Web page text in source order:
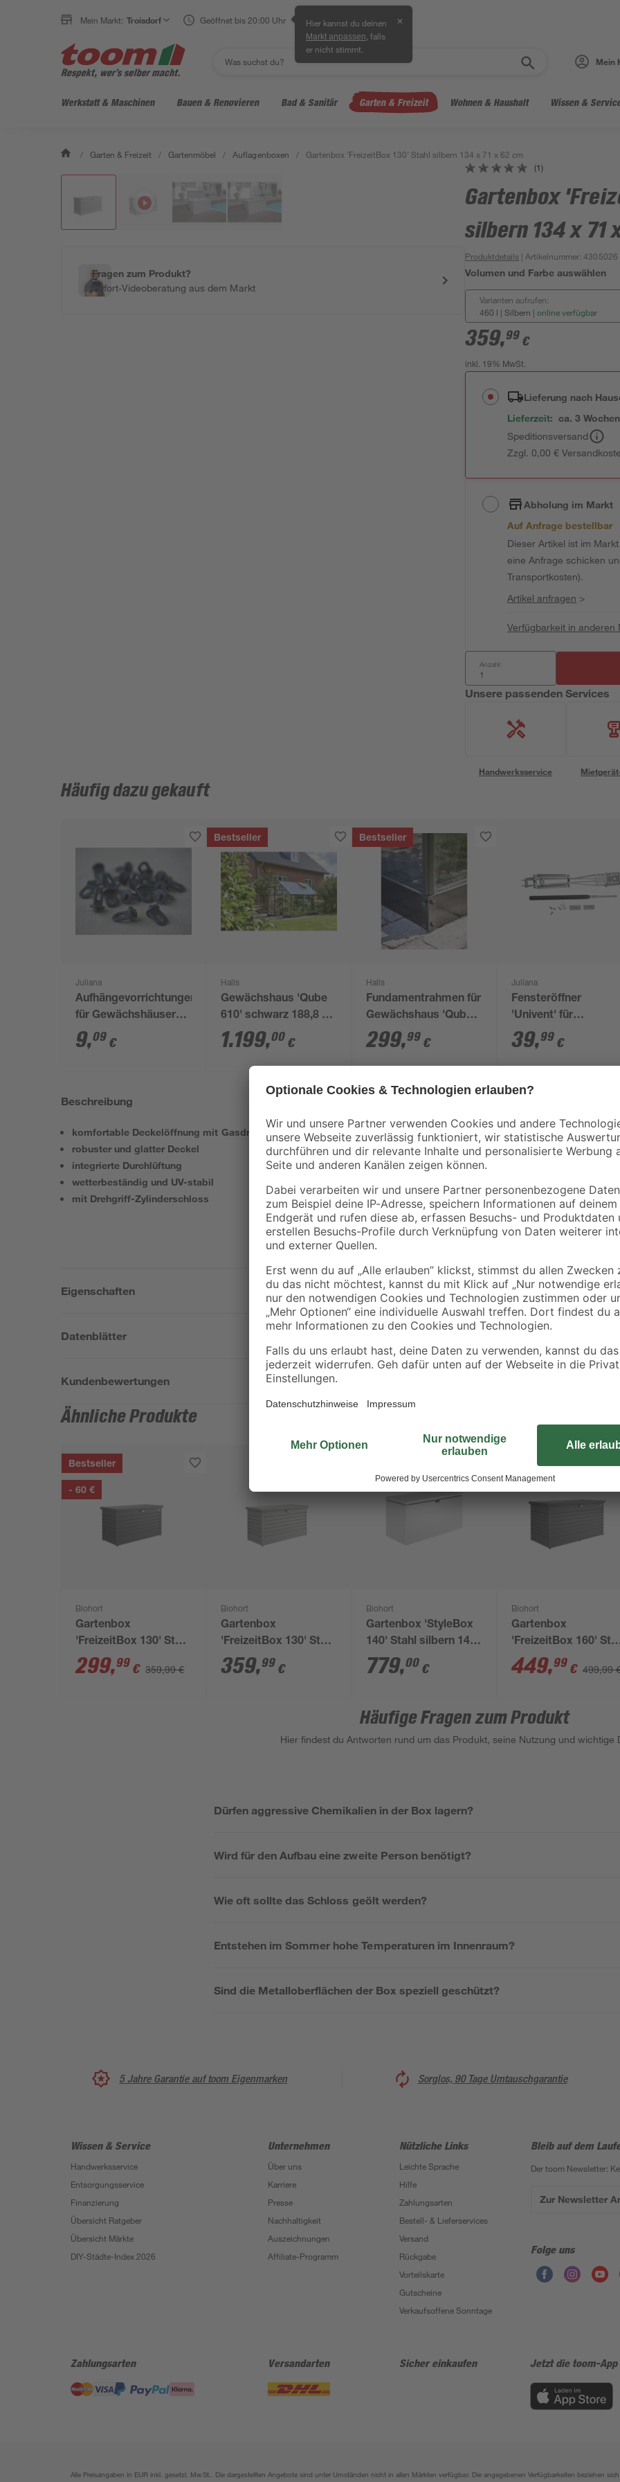
Mein Markt: Troisdorf Geöffnet bis 20:00 Uhr Hier kannst du deinen
Markt anpassen , falls
er nicht stimmt.
✕
Mein
Werkstatt & Maschinen Bauen & Renovieren Bad & Sanitär Garten & Freizeit Wohnen & Haushalt Wissen &
/ Garten & Freizeit / Gartenmöbel / Auflagenboxen / Gartenbox 'FreizeitBox 130' Stahl silbern 134 x 71 x 62 cm
Fragen zum Produkt?
Sofort-Videoberatung aus dem Markt
(1)
Gartenbox
silbern 134 x 71
Produktdetails | Artikelnummer:4305026
Volumen und Farbe auswählen
Varianten aufrufen:
460 l | Silbern | online verfügbar
359,99 €
inkl. 19% MwSt.
Lieferung nach
Lieferzeit: ca. 3 Wochen
Speditionsversand
Zzgl. 0,00 €
Abholung im Markt
Auf Anfrage bestellbar
Dieser Artikel ist im
eine Anfrage schicken
Transportkosten).
Artikel anfragen >
Verfügbarkeit in anderen
Anzahl:
Unsere passenden Services
Handwerksservice
Häufig dazu gekauft
Juliana
Aufhängevorrichtungen
für Gewächshäuser
schwarz 20 Stück
9,09 €
Bestseller
Halls
Gewächshaus 'Qube
610' schwarz 188,8 x
312,6 cm mit 3 mm
Sicherheitsglas
1.199,00 €
Bestseller
Halls
Fundamentrahmen für
Gewächshaus 'Qube
610' 6,4 m²
299,99 €
Juliana
Fensteröffner
'Univent' für
Gewächshäuser
39,99 €
Beschreibung
komfortable Deckelöffnung mit Gasdruckfedern
robuster und glatter Deckel
integrierte Durchlüftung
wetterbeständig und UV-stabil
mit Drehgriff-Zylinderschloss
Mit der Gartenbox 'FreizeitBox
Außenbereich und sorgst für ein
134 cm in der Breite, 71 cm in
Stauraum bereitstellt, ohne zu
Stabilität. Mit einem Volumen von
und weitere Utensilien. Die Box
Gegenstände sicher zu
praktische Lösung für deinen
Eigenschaften
Datenblätter
Kundenbewertungen
Ähnliche Produkte
Bestseller
- 60 €
Biohort
Gartenbox
'FreizeitBox 130' Stahl
dunkelgrau 134 x 71 x
62 cm
299,99 € 359,99 €
Biohort
Gartenbox
'FreizeitBox 130' Stahl
grau 134 x 71 x 62 cm
359,99 €
Biohort
Gartenbox 'StyleBox
140' Stahl silbern 140
x 71 x 60 cm
779,00 €
Biohort
Gartenbox
'FreizeitBox 160'
dunkelgrau 160 x 83 x
79 cm
449,99 € 499,99
Häufige Fragen zum Produkt
Hier findest du Antworten rund um das Produkt, seine Nutzung und wichtige
Dürfen aggressive Chemikalien in der Box lagern?
Wird für den Aufbau eine zweite Person benötigt?
Wie oft sollte das Schloss geölt werden?
Entstehen im Sommer hohe Temperaturen im Innenraum?
Sind die Metalloberflächen der Box speziell geschützt?
5 Jahre Garantie auf toom Eigenmarken Sorglos, 90 Tage Umtauschgarantie
Wissen & Service
Handwerksservice
Entsorgungsservice
Finanzierung
Übersicht Ratgeber
Übersicht Märkte
DIY-Städte-Index 2026
Unternehmen
Über uns
Karriere
Presse
Nachhaltigkeit
Auszeichnungen
Affiliate-Programm
Nützliche Links
Leichte Sprache
Hilfe
Zahlungsarten
Bestell- & Lieferservices
Versand
Rückgabe
Vorteilskarte
Gutscheine
Verkaufsoffene Sonntage
Bleib auf dem
Der toom Newsletter:
Zur Newsletter
Folge uns
Zahlungsarten Versandarten Sicher einkaufen Jetzt die toom-
Alle Preisangaben in EUR inkl. gesetzl. MwSt.. Die dargestellten Angebote sind unter Umständen nicht in allen Märkten verfügbar. Die angegebenen Verfügbarkeiten beziehen